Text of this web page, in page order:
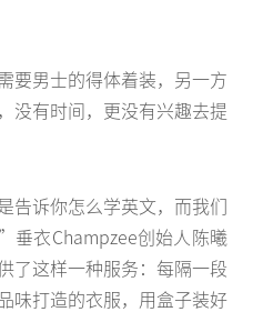
要男士的得体着装，另一方
没有时间，更没有兴趣去提
告诉你怎么学英文，而我们
垂衣Champzee创始人陈曦
了这样一种服务：每隔一段
味打造的衣服，用盒子装好